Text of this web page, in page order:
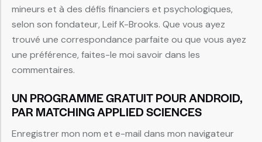
mineurs et à des défis financiers et psychologiques,
selon son fondateur, Leif K-Brooks. Que vous ayez
trouvé une correspondance parfaite ou que vous ayez
une préférence, faites-le moi savoir dans les
commentaires.
UN PROGRAMME GRATUIT POUR ANDROID,
PAR MATCHING APPLIED SCIENCES
Enregistrer mon nom et e-mail dans mon navigateur